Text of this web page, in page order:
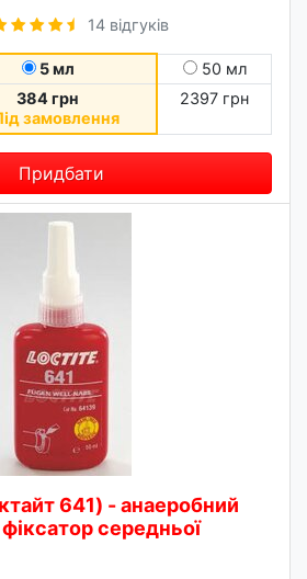
14 відгуків
5 мл
50 мл
384 грн
замовлення
2397 грн
Придбати
641) - анаеробний
середньої